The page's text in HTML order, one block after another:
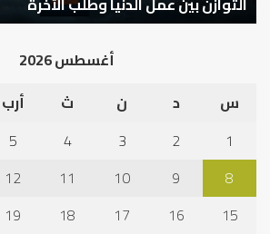
أغسطس 2026
س
د ن ث أرب
1
2
3
4
5
8
9
10
11
12
15
16
17
18
19